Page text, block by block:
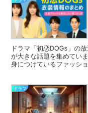
ドラマ「初恋DOGs」の
が大きな話題を集めてい
身につけているファッシ
ドラマ